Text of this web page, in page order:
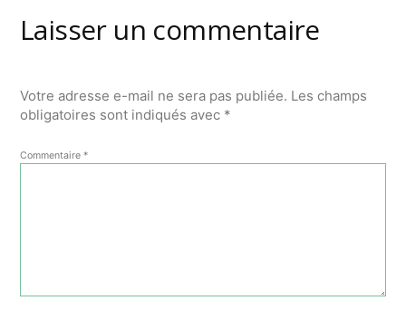
Laisser un commentaire
Votre adresse e-mail ne sera pas publiée. Les champs
obligatoires sont indiqués avec *
Commentaire *